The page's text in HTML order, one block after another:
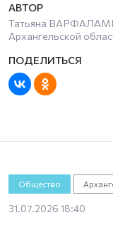
Татьяна
Архангельской
Общество
31.07.2026 18:40